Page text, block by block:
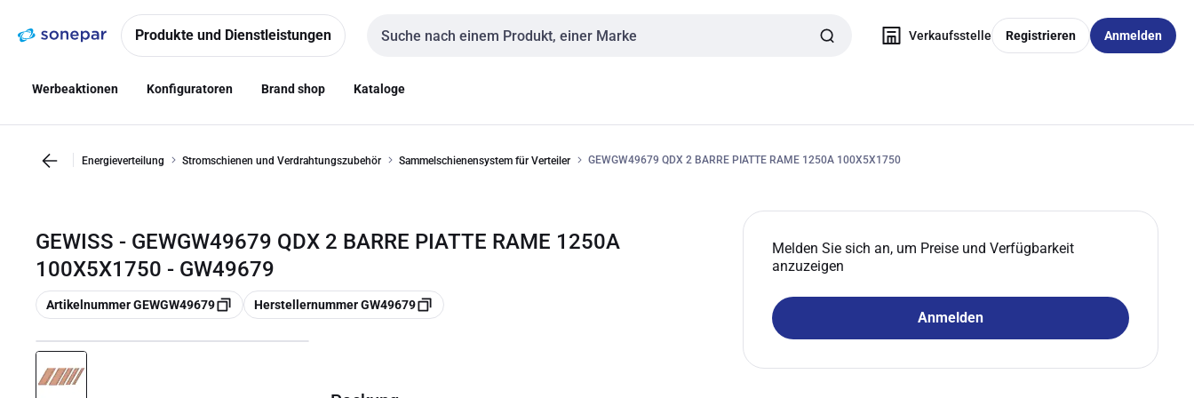
NavigationInhalt
Produkte und Dienstleistungen
Sucheingabe
Verkaufsstelle Registrieren Anmelden
Werbeaktionen Konfiguratoren Brand shop Kataloge
Energieverteilung Stromschienen und Verdrahtungszubehör Sammelschienensystem für Verteiler GEWGW49679 QDX 2 BARRE PIATTE RAME 1250A 100X5X1750
GEWISS - GEWGW49679 QDX 2 BARRE PIATTE RAME 1250A
100X5X1750 - GW49679
Kopieren
Artikelnummer GEWGW49679 Kopieren
Herstellernummer GW49679
Melden Sie sich an, um Preise und Verfügbarkeit
anzuzeigen
Anmelden